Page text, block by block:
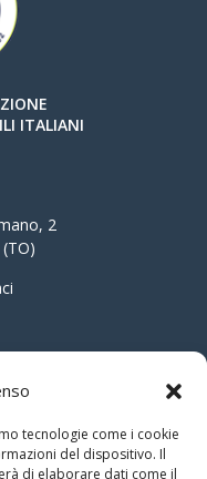
tecnologie come i cookie
del dispositivo. Il
di elaborare dati come il
ITALIANI
2
dei redditi e
"cinque per mille".